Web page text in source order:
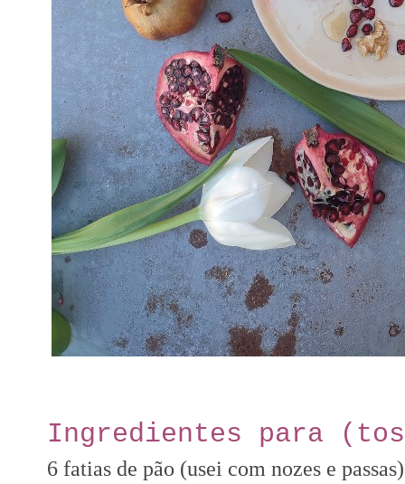
Ingredientes para
6 fatias de pão (usei com nozes e passas)